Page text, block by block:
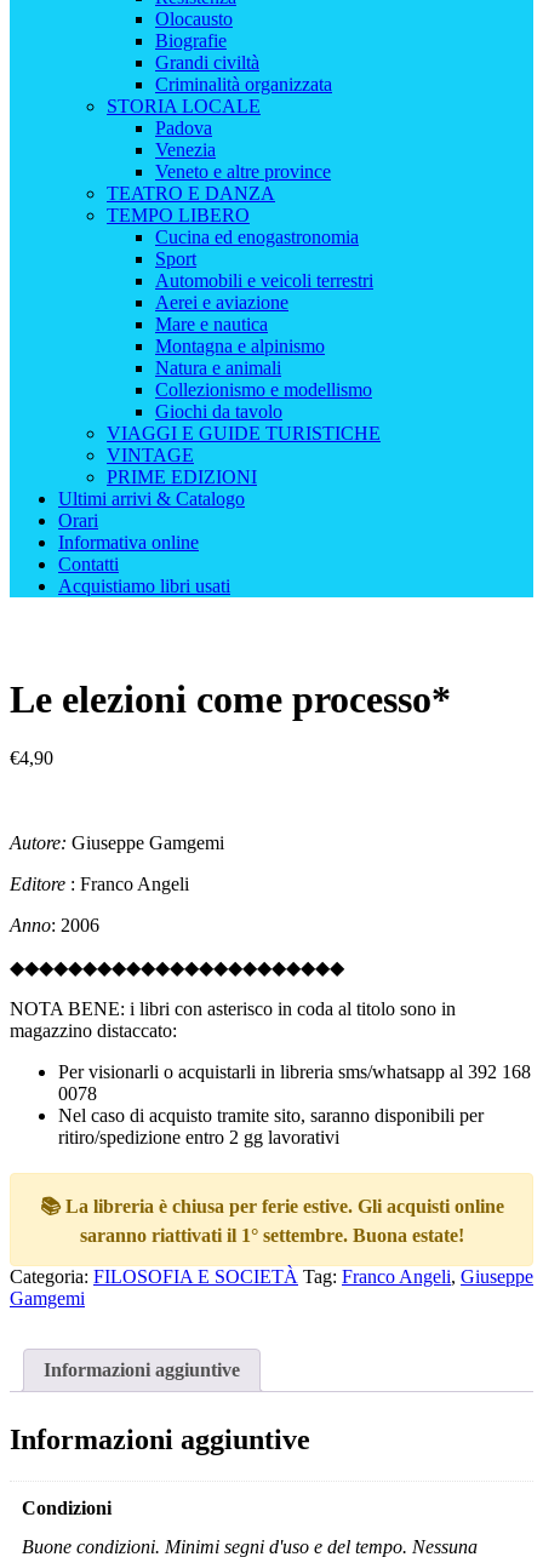
Olocausto
Biografie
Grandi civiltà
Criminalità organizzata
STORIA LOCALE
Padova
Venezia
Veneto e altre province
TEATRO E DANZA
TEMPO LIBERO
Cucina ed enogastronomia
Sport
Automobili e veicoli terrestri
Aerei e aviazione
Mare e nautica
Montagna e alpinismo
Natura e animali
Collezionismo e modellismo
Giochi da tavolo
VIAGGI E GUIDE TURISTICHE
VINTAGE
PRIME EDIZIONI
Ultimi arrivi & Catalogo
Orari
Informativa online
Contatti
Acquistiamo libri usati
Le elezioni come processo*
€4,90
Autore: Giuseppe Gamgemi
Editore : Franco Angeli
Anno: 2006
◆◆◆◆◆◆◆◆◆◆◆◆◆◆◆◆◆◆◆◆◆◆◆
NOTA BENE: i libri con asterisco in coda al titolo sono in
magazzino distaccato:
Per visionarli o acquistarli in libreria sms/whatsapp al 392 168
0078
Nel caso di acquisto tramite sito, saranno disponibili per
ritiro/spedizione entro 2 gg lavorativi
📚 La libreria è chiusa per ferie estive. Gli acquisti online
saranno riattivati il 1° settembre. Buona estate!
Categoria: FILOSOFIA E SOCIETÀ Tag: Franco Angeli, Giuseppe
Gamgemi
Informazioni aggiuntive
Informazioni aggiuntive
Condizioni
Buone condizioni. Minimi segni d'uso e del tempo. Nessuna